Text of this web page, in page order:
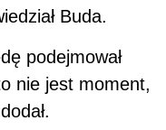
Buda.
podejmował
nie jest moment,